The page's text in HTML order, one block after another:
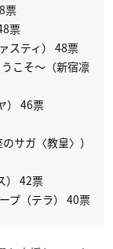
票
票
スティ） 48票
こそ〜（新宿凛
） 46票
サガ〈教皇〉）
） 42票
プ（テラ） 40票